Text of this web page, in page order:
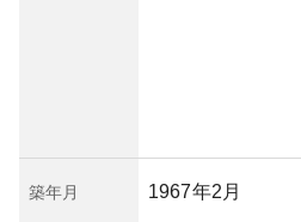
築年月 1967年2月